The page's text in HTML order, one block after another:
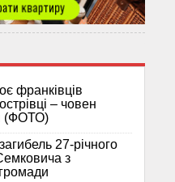
франківців
– човен
(ФОТО)
27-річного
з